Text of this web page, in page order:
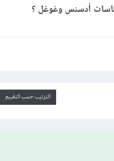
أدسنس وغوغل ؟
الترتيب حسب التقييم